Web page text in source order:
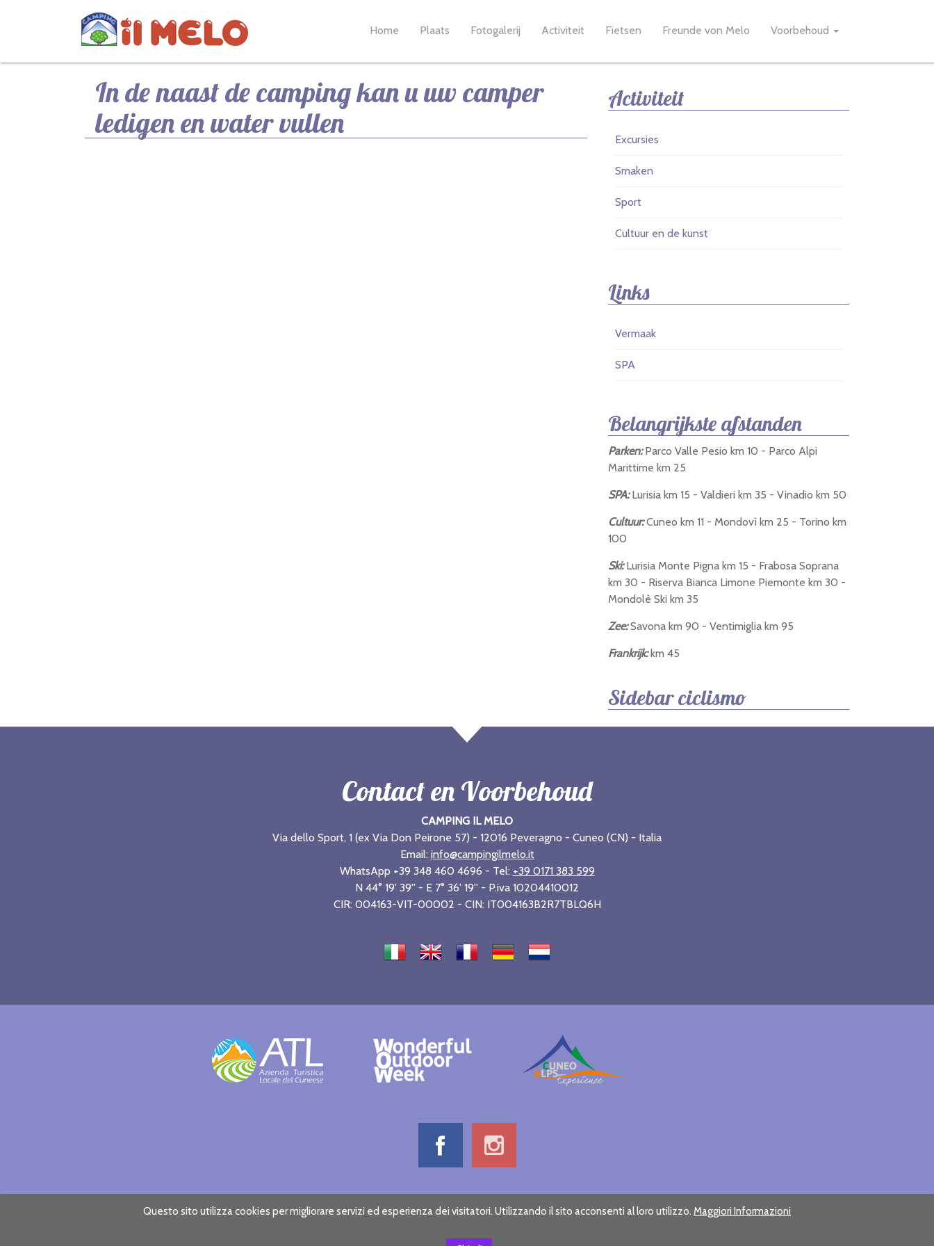
Home Plaats Fotogalerij Activiteit Fietsen Freunde von Melo Voorbehoud
In de naast de camping kan u uw camper
ledigen en water vullen
Activiteit
Excursies
Smaken
Sport
Cultuur en de kunst
Links
Vermaak
SPA
Belangrijkste afstanden
Parken: Parco Valle Pesio km 10 - Parco Alpi
Marittime km 25
SPA: Lurisia km 15 - Valdieri km 35 - Vinadio km 50
Cultuur: Cuneo km 11 - Mondovì km 25 - Torino km
100
Ski: Lurisia Monte Pigna km 15 - Frabosa Soprana
km 30 - Riserva Bianca Limone Piemonte km 30 -
Mondolè Ski km 35
Zee: Savona km 90 - Ventimiglia km 95
Frankrijk: km 45
Sidebar ciclismo
Contact en Voorbehoud
CAMPING IL MELO
Via dello Sport, 1 (ex Via Don Peirone 57) - 12016 Peveragno - Cuneo (CN) - Italia
Email: info@campingilmelo.it
WhatsApp +39 348 460 4696 - Tel: +39 0171 383 599
N 44° 19' 39'' - E 7° 36' 19'' - P.iva 10204410012
CIR: 004163-VIT-00002 - CIN: IT004163B2R7TBLQ6H
Informative note on privacy Credits
Questo sito utilizza cookies per migliorare servizi ed esperienza dei visitatori. Utilizzando il sito acconsenti al loro utilizzo. Maggiori Informazioni